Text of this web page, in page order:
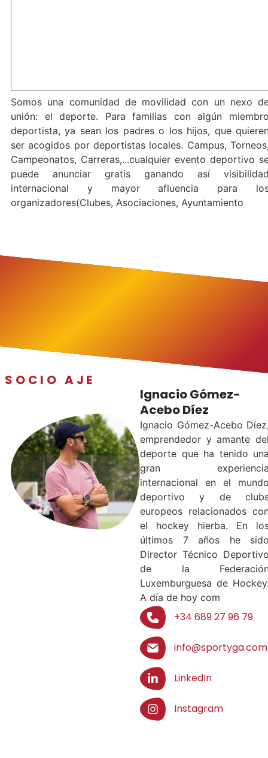
Somos una comunidad de movilidad con un nexo
unión: el deporte. Para familias con algún
deportista, ya sean los padres o los hijos, que
ser acogidos por deportistas locales. Campus,
Campeonatos, Carreras,...cualquier evento deportivo
puede anunciar gratis ganando así
internacional y mayor afluencia para
organizadores(Clubes, Asociaciones, Ayuntamiento
SOCIO AJE
Ignacio Gómez-
Acebo Díez
Ignacio Gómez-Acebo
emprendedor y amante
deporte que ha tenido
gran
internacional en el
deportivo y de
europeos relacionados
el hockey hierba. En
últimos 7 años he
Director Técnico
de la
Luxemburguesa de
A día de hoy com
+34 689 27 96 79
info@sportyga.com
LinkedIn
Instagram